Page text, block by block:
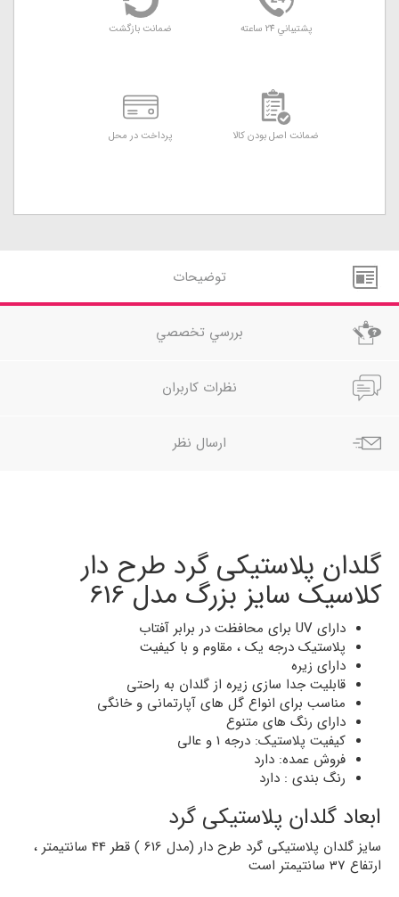
پشتيباني 24 ساعته ضمانت بازگشت
ضمانت اصل بودن کالا پرداخت در محل
توضيحات
بررسي تخصصي
نظرات کاربران
ارسال نظر
گلدان پلاستیکی گرد طرح دار
کلاسیک سایز بزرگ مدل 616
دارای UV برای محافظت در برابر آفتاب
پلاستیک درجه یک ، مقاوم و با کیفیت
دارای زیره
قابلیت جدا سازی زیره از گلدان به راحتی
مناسب برای انواع گل های آپارتمانی و خانگی
دارای رنگ های متنوع
کیفیت پلاستیک: درجه 1 و عالی
فروش عمده: دارد
رنگ بندی : دارد
ابعاد گلدان پلاستیکی گرد
سایز گلدان پلاستیکی گرد طرح دار (مدل 616 ) قطر 44 سانتیمتر ،
ارتفاع 37 سانتیمتر است